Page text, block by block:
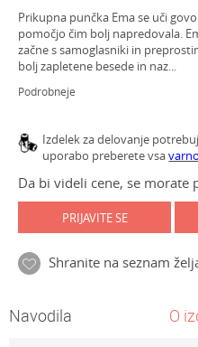
Prikupna punčka Ema se uči
pomočjo čim bolj napredovala.
začne s samoglasniki in
bolj zapletene besede in naz...
Podrobneje
Izdelek za delovanje
uporabo preberete vsa
Da bi videli cene, se morate
PRIJAVITE SE
Shranite na seznam
Navodila O